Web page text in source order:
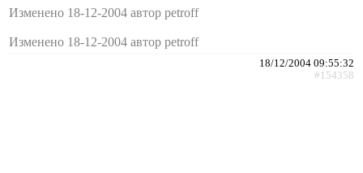
Изменено 18-12-2004 автор petroff
Изменено 18-12-2004 автор petroff
18/12/2004 09:55:32
#154358